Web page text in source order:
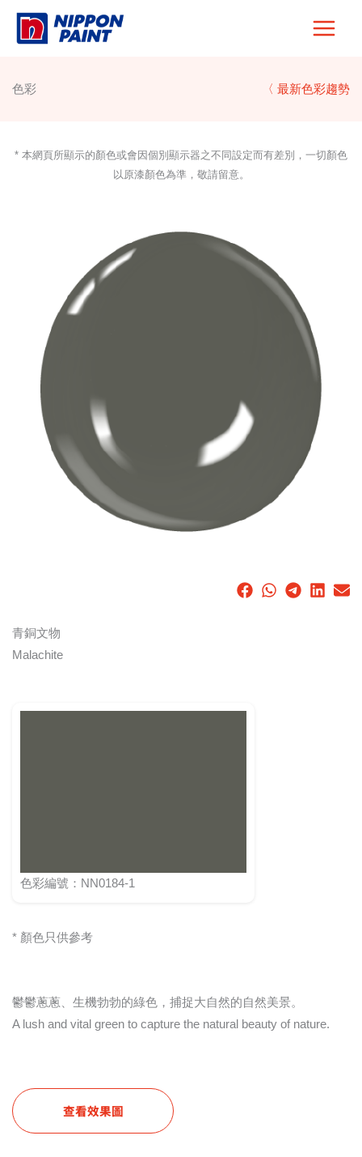
Skip
色彩 〈 最新色彩趨勢
* 本網頁所顯示的顏色或會因個別顯示器之不同設定而有差別，一切顏色
以原漆顏色為準，敬請留意。
青銅文物
Malachite
色彩編號：NN0184-1
* 顏色只供參考
鬱鬱蔥蔥、生機勃勃的綠色，捕捉大自然的自然美景。
A lush and vital green to capture the natural beauty of nature.
查看效果圖